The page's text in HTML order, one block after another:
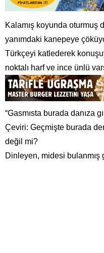
Kalamış koyunda oturmuş
yanımdaki kanepeye
Türkçeyi katlederek
noktalı harf ve ince ünlü
“Gasmısta burada danıza
Çeviri: Geçmişte burada
değil mi?
Dinleyen, midesi